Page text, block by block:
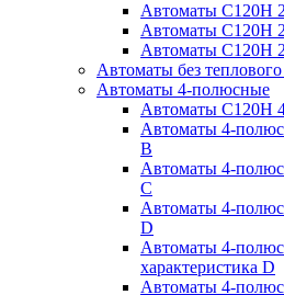
Автоматы С120H
Автоматы С120H
Автоматы С120H
Автоматы без
Автоматы 4-полюсные
Автоматы С120H
Автоматы 4-
B
Автоматы 4-
C
Автоматы 4-
D
Автоматы 4-
характеристика D
Автоматы 4-